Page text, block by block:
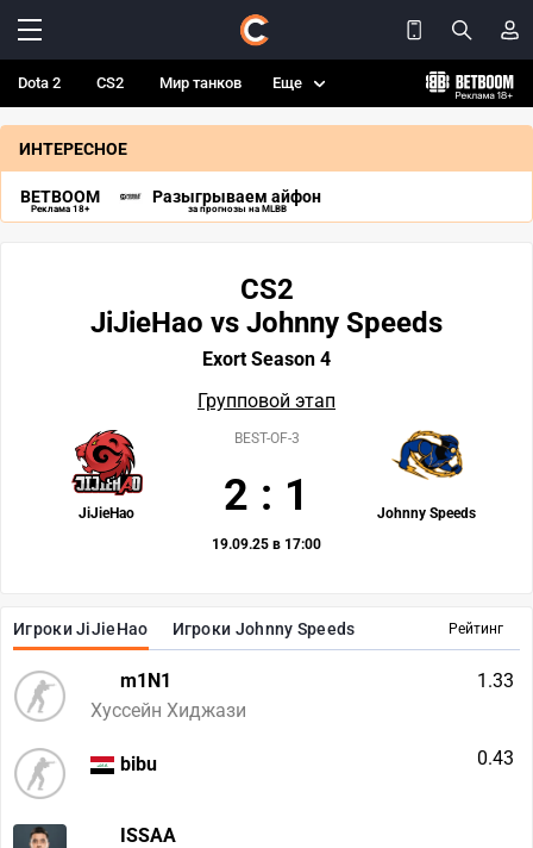
Dota 2 CS2 Мир танков Еще
ИНТЕРЕСНОЕ
BETBOOM
Реклама 18+
Разыгрываем айфон
за прогнозы на MLBB
Рейтинг
Игроки JiJieHao Игроки Johnny Speeds
m1N1
Хуссейн Хиджази
1.33
bibu 0.43
ISSAA
CS2
JiJieHao vs Johnny Speeds
Exort Season 4
Групповой этап
JiJieHao Johnny Speeds
BEST-OF-3
2 : 1
19.09.25 в 17:00